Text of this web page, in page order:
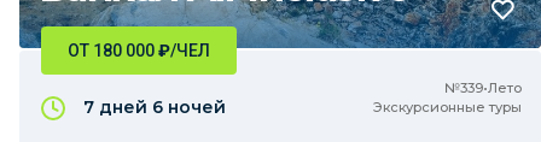
№339•Лето
Экскурсионные туры
ОТ 180 000₽/ЧЕЛ
7 дней 6 ночей